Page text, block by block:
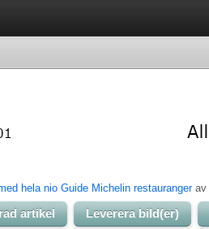
hela nio Guide Michelin restaurangerav
artikel Leverera bild(er)